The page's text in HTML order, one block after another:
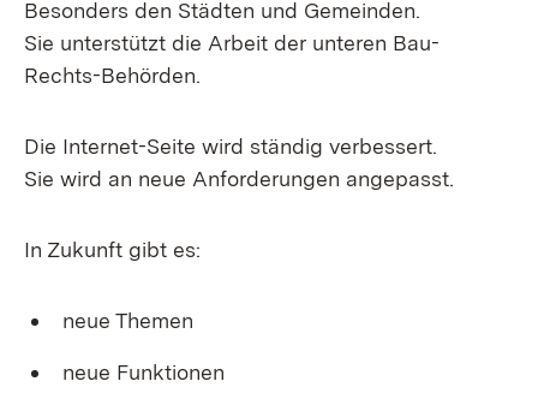
Besonders den Städten und Gemeinden.
Sie unterstützt die Arbeit der unteren Bau-
Rechts-Behörden.
Die Internet-Seite wird ständig verbessert.
Sie wird an neue Anforderungen angepasst.
In Zukunft gibt es:
neue Themen
neue Funktionen